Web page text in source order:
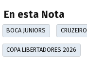
En esta Nota
BOCA JUNIORS CRUZEIRO
COPA LIBERTADORES 2026